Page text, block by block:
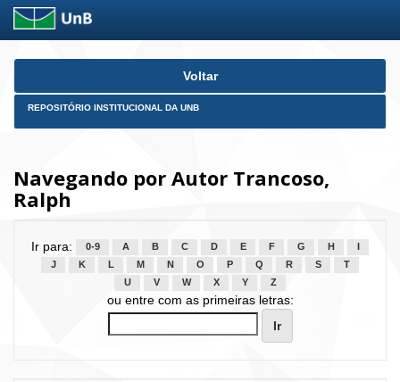
Skip
Voltar
REPOSITÓRIO INSTITUCIONAL DA UNB
Navegando por Autor Trancoso,
Ralph
Ir para: 0-9 A B C D E F G H
J
K L M N O P Q R S
T
U
V W X Y Z
ou entre com as primeiras letras: